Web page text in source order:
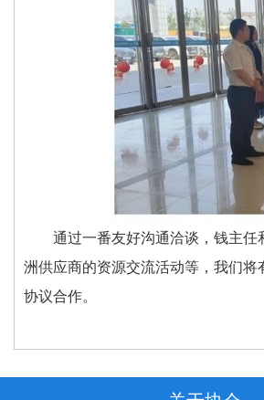
通过一番友好沟通洽谈，钱主任
洲供应商的资源交流活动等，我们
协议合作。